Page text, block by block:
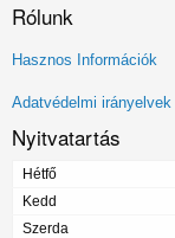
Rólunk
Lábléc
menü
Hasznos Információk
Adatvédelmi irányelvek
Nyitvatartás
Hétfő
Kedd
Szerda